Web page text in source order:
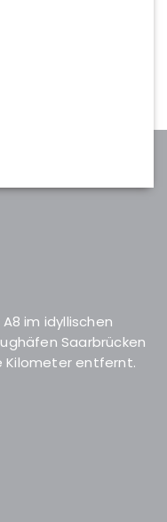
im idyllischen
Saarbrücken
Kilometer entfernt.